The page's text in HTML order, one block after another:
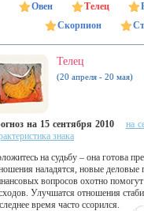
Овен Телец
Скорпион
Телец
(20 апреля - 20 мая)
на 15 сентября 2010
на
знака
на судьбу – она готова
наладятся, новые
вопросов охотно
Улучшатся отношения
время часто ссорился.